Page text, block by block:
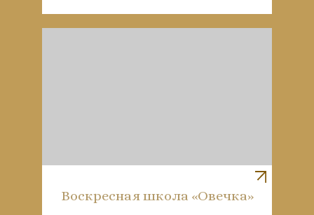
Воскресная школа «Овечка»